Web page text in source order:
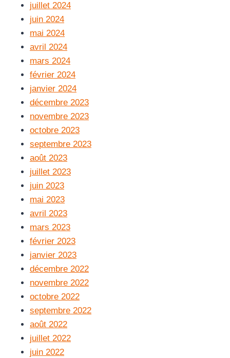
juillet 2024
juin 2024
mai 2024
avril 2024
mars 2024
février 2024
janvier 2024
décembre 2023
novembre 2023
octobre 2023
septembre 2023
août 2023
juillet 2023
juin 2023
mai 2023
avril 2023
mars 2023
février 2023
janvier 2023
décembre 2022
novembre 2022
octobre 2022
septembre 2022
août 2022
juillet 2022
juin 2022